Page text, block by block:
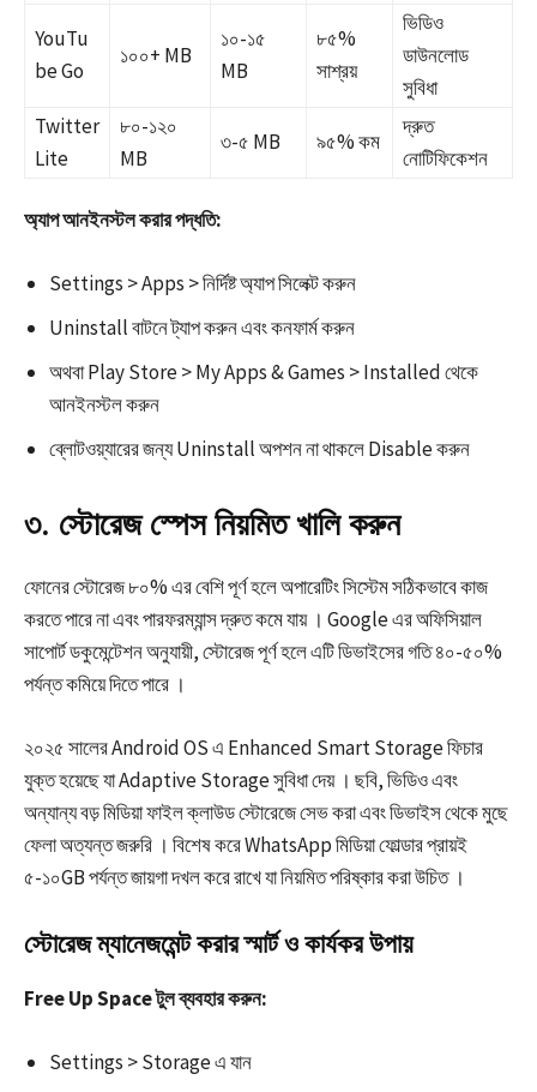
YouTu
be Go
১০০+ MB
১০-১৫
MB
৮৫%
সাশ্রয়
ভিডিও
ডাউনলোড
সুবিধা
Twitter
Lite
৮০-১২০
MB
৩-৫ MB ৯৫% কম
দ্রুত
নোটিফিকেশন
অ্যাপ আনইনস্টল করার পদ্ধতি:
Settings > Apps > নির্দিষ্ট অ্যাপ সিলেক্ট করুন
Uninstall বাটনে ট্যাপ করুন এবং কনফার্ম করুন
অথবা Play Store > My Apps & Games > Installed থেকে
আনইনস্টল করুন
ব্লোটওয়্যারের জন্য Uninstall অপশন না থাকলে Disable করুন​
৩. স্টোরেজ স্পেস নিয়মিত খালি করুন
ফোনের স্টোরেজ ৮০% এর বেশি পূর্ণ হলে অপারেটিং সিস্টেম সঠিকভাবে কাজ
করতে পারে না এবং পারফরম্যান্স দ্রুত কমে যায় । Google এর অফিসিয়াল
সাপোর্ট ডকুমেন্টেশন অনুযায়ী, স্টোরেজ পূর্ণ হলে এটি ডিভাইসের গতি ৪০-৫০%
পর্যন্ত কমিয়ে দিতে পারে ।​
২০২৫ সালের Android OS এ Enhanced Smart Storage ফিচার
যুক্ত হয়েছে যা Adaptive Storage সুবিধা দেয় । ছবি, ভিডিও এবং
অন্যান্য বড় মিডিয়া ফাইল ক্লাউড স্টোরেজে সেভ করা এবং ডিভাইস থেকে মুছে
ফেলা অত্যন্ত জরুরি । বিশেষ করে WhatsApp মিডিয়া ফোল্ডার প্রায়ই
৫-১০GB পর্যন্ত জায়গা দখল করে রাখে যা নিয়মিত পরিষ্কার করা উচিত ।​
স্টোরেজ ম্যানেজমেন্ট করার স্মার্ট ও কার্যকর উপায়
Free Up Space টুল ব্যবহার করুন:
Settings > Storage এ যান